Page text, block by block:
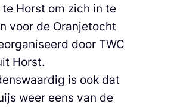
Horst om zich in te
voor de Oranjetocht
door TWC
Horst.
is ook dat
weer eens van de